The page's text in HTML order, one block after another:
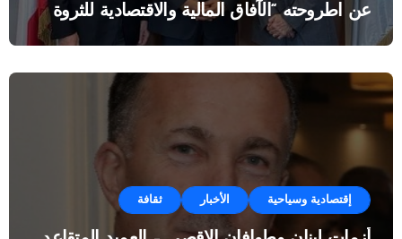
عن اطروحته “الآفاق المالية والاقتصادية للثروة
إقتصادية وسياحية الأخبار ثقافة